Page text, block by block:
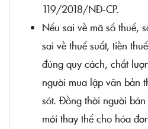
119/2018/NĐ-CP.
Nếu sai về mã số thuế,
sai về thuế suất, tiền
đúng quy cách, chất
người mua lập văn bản
sót. Đồng thời người
mới thay thế cho hóa